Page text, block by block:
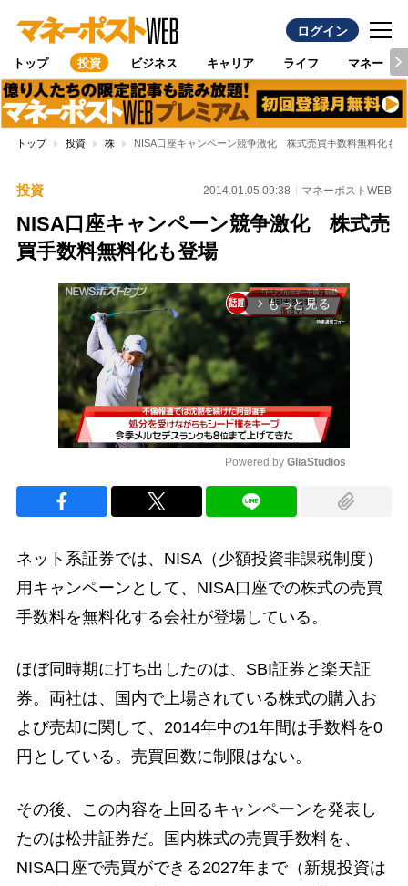
ログイン
トップ 投資 ビジネス キャリア ライフ マネー
トップ 投資 株 NISA口座キャンペーン競争激化 株式売買手数料無料化も
投資 2014.01.05 09:38 マネーポストWEB
NISA口座キャンペーン競争激化 株式売
買手数料無料化も登場
arrow_forward_ios もっと見る
Powered by GliaStudios
ネット系証券では、NISA（少額投資非課税制度）
用キャンペーンとして、NISA口座での株式の売買
手数料を無料化する会社が登場している。
ほぼ同時期に打ち出したのは、SBI証券と楽天証
券。両社は、国内で上場されている株式の購入お
よび売却に関して、2014年中の1年間は手数料を0
円としている。売買回数に制限はない。
その後、この内容を上回るキャンペーンを発表し
たのは松井証券だ。国内株式の売買手数料を、
NISA口座で売買ができる2027年まで（新規投資は